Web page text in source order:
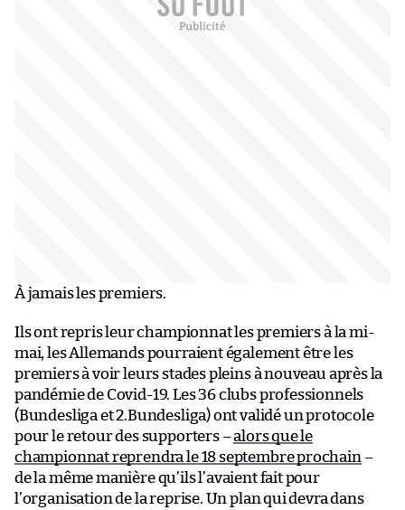
À jamais les premiers.
Ils ont repris leur championnat les premiers à la mi-
mai, les Allemands pourraient également être les
premiers à voir leurs stades pleins à nouveau après la
pandémie de Covid-19. Les 36 clubs professionnels
(Bundesliga et 2.Bundesliga) ont validé un protocole
pour le retour des supporters –alors que le
championnat reprendra le 18 septembre prochain –
de la même manière qu’ils l’avaient fait pour
l’organisation de la reprise. Un plan qui devra dans